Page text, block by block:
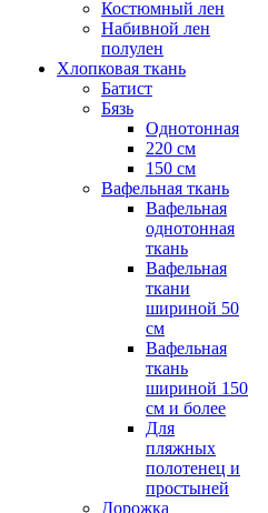
Костюмный лен
Набивной лен
полулен
Хлопковая ткань
Батист
Бязь
Однотонная
220 см
150 см
Вафельная ткань
Вафельная
однотонная
ткань
Вафельная
ткани
шириной 50
см
Вафельная
ткань
шириной 150
см и более
Для
пляжных
полотенец и
простыней
Дорожка